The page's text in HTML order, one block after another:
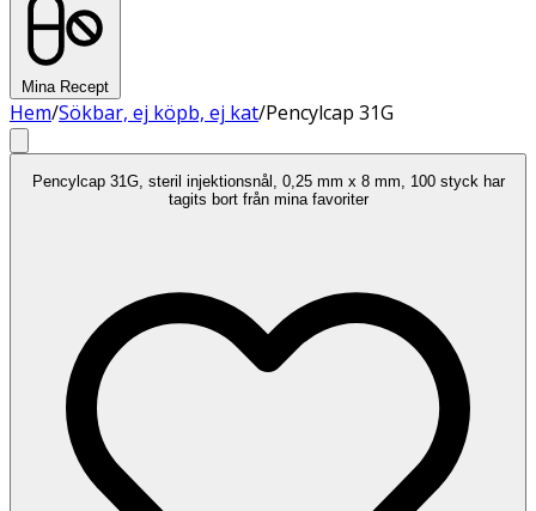
Mina Recept
Hem/Sökbar, ej köpb, ej kat/Pencylcap 31G
Pencylcap 31G, steril injektionsnål, 0,25 mm x 8 mm, 100 styck har
tagits bort från mina favoriter